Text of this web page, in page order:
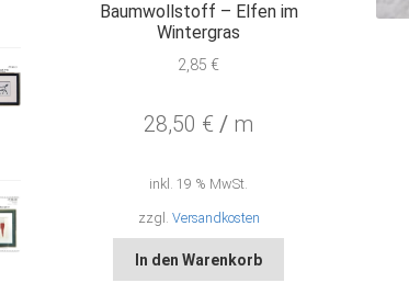
Baumwollstoff – Elfen im
Wintergras
2,85 €
28,50 € / m
inkl. 19 % MwSt.
zzgl. Versandkosten
In den Warenkorb